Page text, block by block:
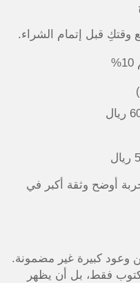
وقتكِ قبل إتمام الشراء.
60 ريال مع تجربة أوضح وثقة أكبر في
وعود كبيرة غير مضمونة.
فقط، بل أن يظهر